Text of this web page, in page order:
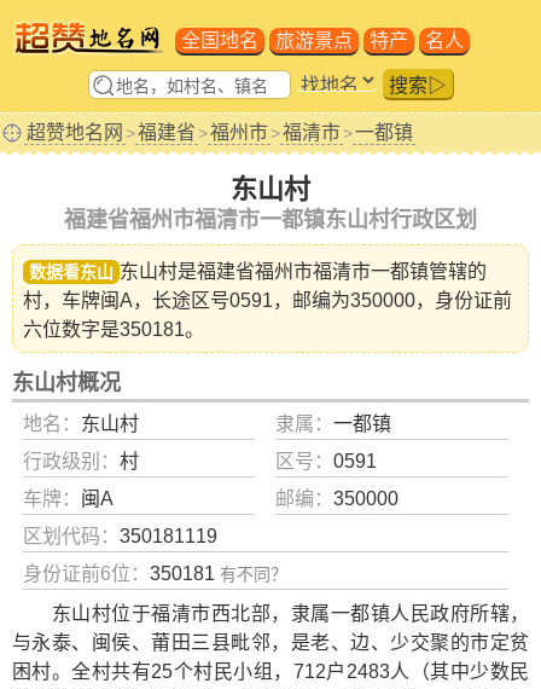
全国地名 旅游景点 特产 名人
搜索▷
超赞地名网 >福建省>福州市>福清市>一都镇
东山村
福建省福州市福清市一都镇东山村行政区划
数据看东山 东山村是福建省福州市福清市一都镇管辖的
村，车牌闽A，长途区号0591，邮编为350000，身份证前
六位数字是350181。
东山村概况
地名： 东山村 隶属：一都镇
行政级别： 村 区号：0591
车牌： 闽A 邮编：350000
区划代码： 350181119
身份证前6位： 350181 有不同？
东山村位于福清市西北部，隶属一都镇人民政府所辖，
与永泰、闽侯、莆田三县毗邻，是老、边、少交聚的市定贫
困村。全村共有25个村民小组，712户2483人（其中少数民